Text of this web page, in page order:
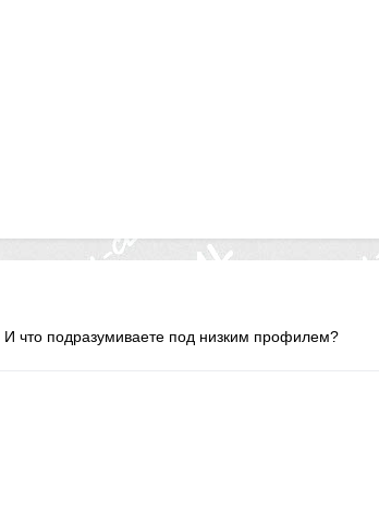
что подразумиваете под низким профилем?